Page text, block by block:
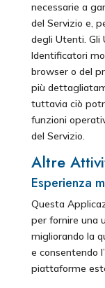
necessarie a
del Servizio e,
degli Utenti. Gli
Identificatori
browser o del
più
tuttavia ciò
funzioni
del Servizio.
Altre
Esperienza
Questa
per fornire una
migliorando la
e consentendo
piattaforme